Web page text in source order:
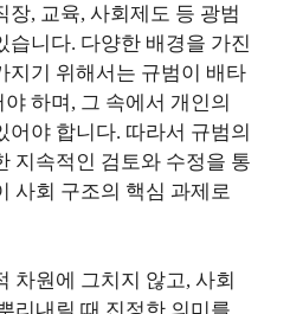
장, 교육, 사회제도 등 광범
습니다. 다양한 배경을 가진
지기 위해서는 규범이 배타
하며, 그 속에서 개인의
어야 합니다. 따라서 규범의
지속적인 검토와 수정을 통
사회 구조의 핵심 과제로
차원에 그치지 않고, 사회